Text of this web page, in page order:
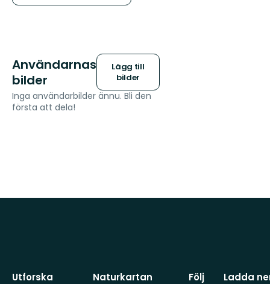
Användarnas
bilder
Lägg till
bilder
Inga användarbilder ännu. Bli den
första att dela!
Utforska
Naturkartan
Följ
Ladda